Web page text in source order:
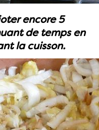
encore 5
de temps en
la cuisson.